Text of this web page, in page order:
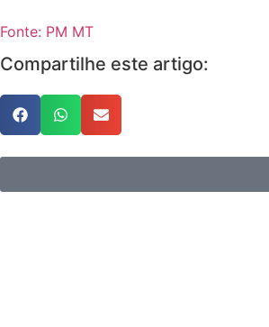
Fonte: PM MT
Compartilhe este artigo: